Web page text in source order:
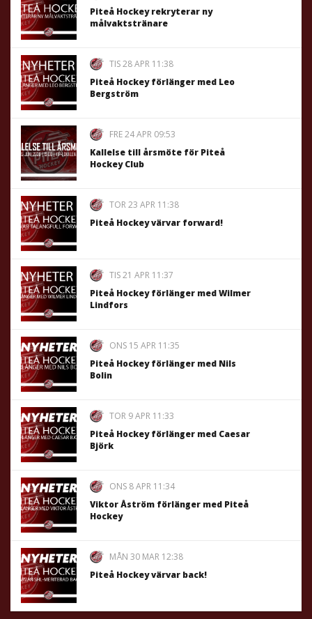
Piteå Hockey rekryterar ny
målvaktstränare
TIS 28 APR 11:38
Piteå Hockey förlänger med Leo
Bergström
FRE 24 APR 09:53
Kallelse till årsmöte för Piteå
Hockey Club
TOR 23 APR 11:38
Piteå Hockey värvar forward!
TIS 21 APR 11:37
Piteå Hockey förlänger med Wilmer
Lindfors
ONS 15 APR 11:35
Piteå Hockey förlänger med Nils
Bolin
TOR 9 APR 11:33
Piteå Hockey förlänger med Caesar
Björk
ONS 8 APR 11:34
Viktor Åström förlänger med Piteå
Hockey
MÅN 30 MAR 12:38
Piteå Hockey värvar back!